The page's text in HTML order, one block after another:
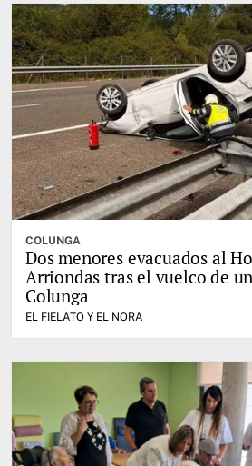
COLUNGA
Dos menores evacuados al
Arriondas tras el vuelco de
Colunga
EL FIELATO Y EL NORA